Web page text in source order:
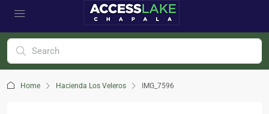
Home Hacienda Los Veleros IMG_7596